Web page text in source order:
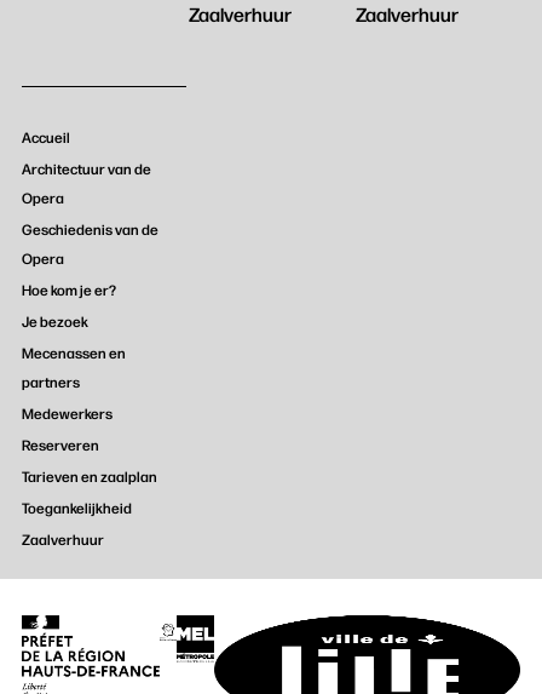
Zaalverhuur
Zaalverhuur
Accueil
Architectuur van de
Opera
Geschiedenis van de
Opera
Hoe kom je er?
Je bezoek
Mecenassen en
partners
Medewerkers
Reserveren
Tarieven en zaalplan
Toegankelijkheid
Zaalverhuur